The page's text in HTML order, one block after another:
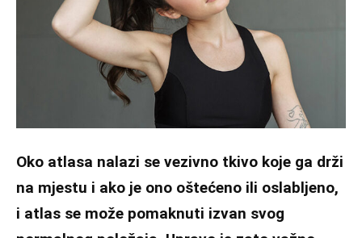
Oko atlasa nalazi se vezivno tkivo koje ga drži
na mjestu i ako je ono oštećeno ili oslabljeno,
i atlas se može pomaknuti izvan svog